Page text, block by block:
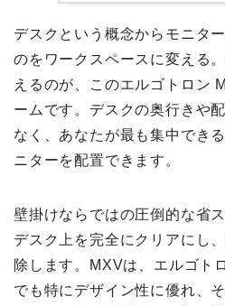
デスクという概念からモニタ
のをワークスペースに変える
えるのが、このエルゴトロン
ームです。デスクの奥行きや
なく、あなたが最も集中でき
ニターを配置できます。
壁掛けならではの圧倒的な省
デスク上を完全にクリアにし
除します。MXVは、エルゴト
でも特にデザイン性に優れ、